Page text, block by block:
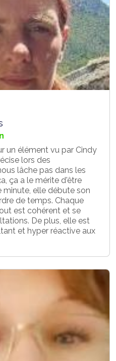
un élément vu par Cindy
lors des
lâche pas dans les
ça a le mérite d'être
minute, elle débute son
de temps. Chaque
est cohérent et se
De plus, elle est
et hyper réactive aux